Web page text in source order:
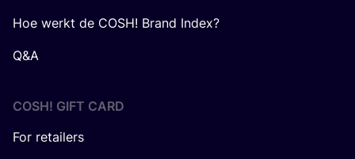
Hoe werkt de COSH! Brand Index?
Q&A
COSH! GIFT CARD
For retailers